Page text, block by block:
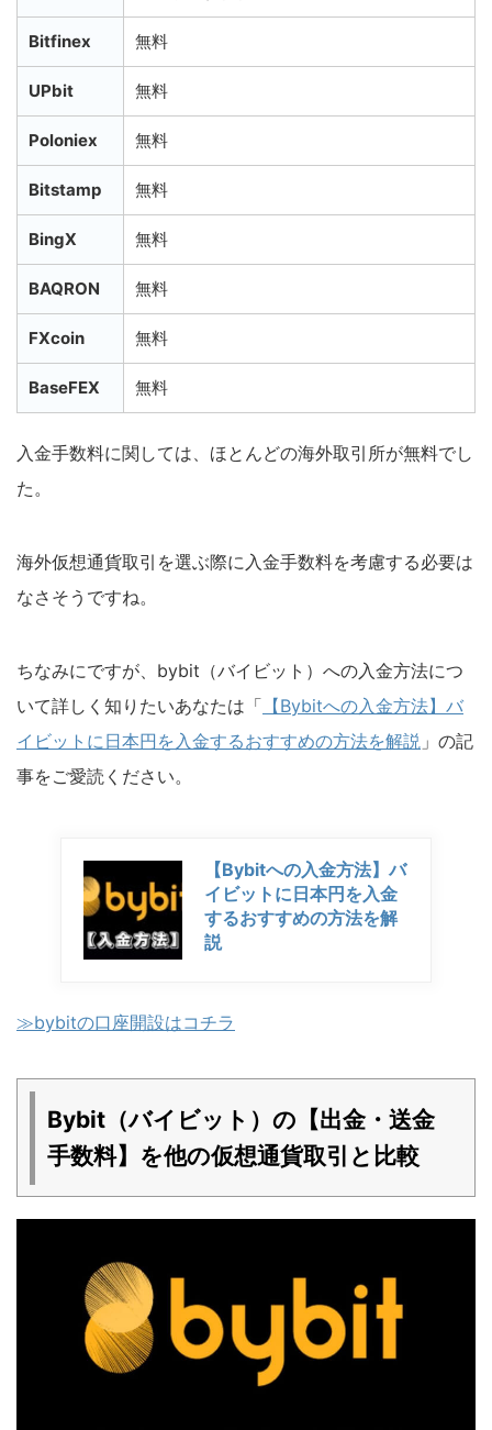
Bitfinex 無料
UPbit 無料
Poloniex 無料
Bitstamp 無料
BingX 無料
BAQRON 無料
FXcoin 無料
BaseFEX 無料
入金手数料に関しては、ほとんどの海外取引所が無料でし
た。
海外仮想通貨取引を選ぶ際に入金手数料を考慮する必要は
なさそうですね。
ちなみにですが、bybit（バイビット）への入金方法につ
いて詳しく知りたいあなたは「 【Bybitへの入金方法】バ
イビットに日本円を入金するおすすめの方法を解説 」の記
事をご愛読ください。
【Bybitへの入金方法】バ
イビットに日本円を入金
するおすすめの方法を解
説
≫bybitの口座開設はコチラ
Bybit（バイビット）の【出金・送金
手数料】を他の仮想通貨取引と比較